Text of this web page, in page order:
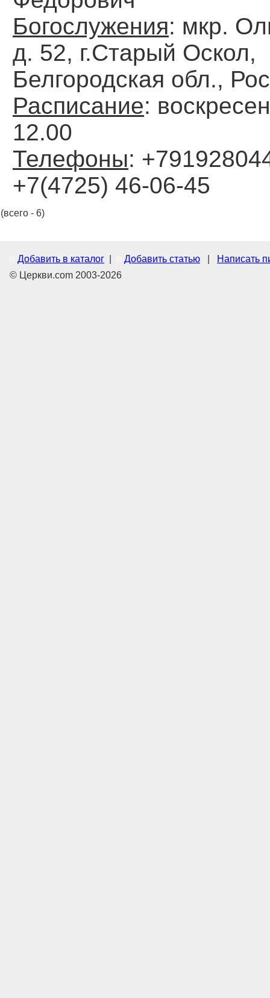
Богослужения: мкр.
д. 52, г.Старый Оскол,
Белгородская обл.,
Расписание:
12.00
Телефоны:
+7(4725) 46-06-45
(всего - 6)
Добавить в каталог Добавить статью
Написать
© Церкви.com 2003-2026